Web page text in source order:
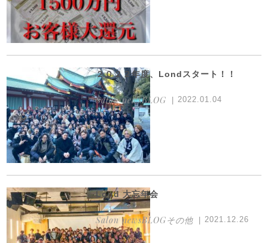
２０２２年度、Londスタート！！
Salon newsBLOG 2022.01.04
Lond 大忘年会
Salon newsBLOGその他 2021.12.26